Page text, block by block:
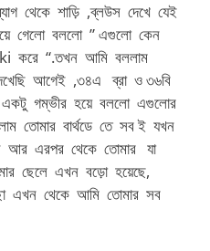
থেকে শাড়ি ,ব্লউস দেখে যেই
গেলো বললো ” এগুলো কেন
করে “.তখন আমি বললাম
আগেই ,৩৪এ ব্রা ও ৩৬বি
একটু গম্ভীর হয়ে বললো এগুলোর
তোমার বার্থডে তে সব ই যখন
আর এরপর থেকে তোমার যা
ছেলে এখন বড়ো হয়েছে,
এখন থেকে আমি তোমার সব